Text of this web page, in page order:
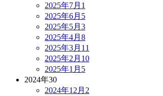
2025年7月 1
2025年6月 5
2025年5月 3
2025年4月 8
2025年3月 11
2025年2月 10
2025年1月 5
2024年30
2024年12月 2